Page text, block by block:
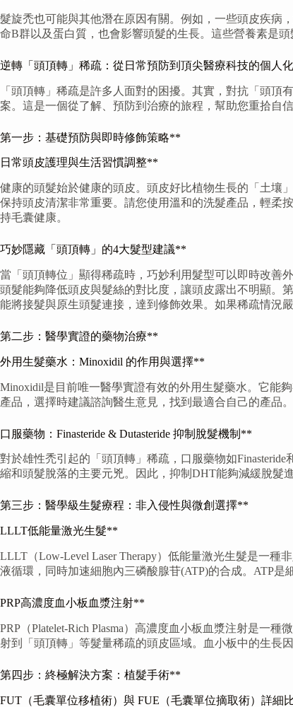
髮旋禿也可能與其他潛在原因有關。例如，一些頭皮疾病
命B群以及蛋白質，也會影響頭髮的生長。這些營養素是
逆轉「頭頂轉」稀疏：從日常預防到頂尖醫療科技的個人
「頭頂轉」稀疏是許多人面對的困擾。其實，對抗「頭
案。這是一個從了解、預防到治療的旅程，幫助您重拾自信
第一步：基礎預防與即時修飾策略**
日常頭皮護理與生活習慣調整**
健康的頭髮始於健康的頭皮。頭皮好比植物生長的「土壤
保持頭皮清潔非常重要。請您使用溫和的洗髮產品，輕柔
持毛囊健康。
巧妙隱藏「頭頂轉」的4大髮型建議**
當「頭頂轉位」顯得稀疏時，巧妙利用髮型可以即時改善
頭髮能夠降低頭皮與髮絲的對比度，讓頭皮露出不明顯。
能將接髮與原生頭髮連接，達到修飾效果。如果稀疏情況
第二步：醫學實證的藥物治療**
外用生髮藥水：Minoxidil 的作用與選擇**
Minoxidil是目前唯一醫學實證有效的外用生髮藥水。它能
產品，選擇時建議諮詢醫生意見，找到最適合自己的產品。
口服藥物：Finasteride & Dutasteride 抑制脫髮機制**
對於雄性禿引起的「頭頂轉」稀疏，口服藥物如
縮和頭髮脫落的主要元兇。因此，抑制DHT能夠減緩脫髮
第三步：醫學級生髮療程：非入侵性與微創選擇**
LLLT低能量激光生髮**
LLLT（Low-Level Laser Therapy）低能量激光生髮是一
液循環，同時加速細胞內三磷酸腺苷(ATP)的合成。ATP
PRP高濃度血小板血漿注射**
PRP（Platelet-Rich Plasma）高濃度血小板血漿注射是一
射到「頭頂轉」等髮量稀疏的頭皮區域。血小板中的生長
第四步：終極解決方案：植髮手術**
FUT（毛囊單位移植術）與 FUE（毛囊單位摘取術）詳細